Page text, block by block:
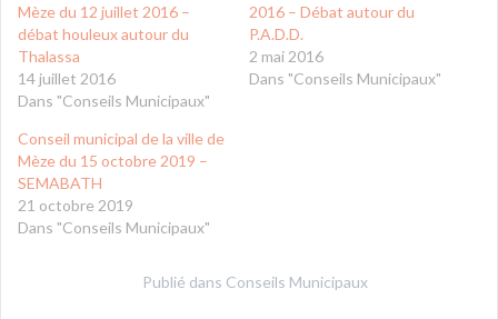
Mèze du 12 juillet 2016 –
débat houleux autour du
Thalassa
14 juillet 2016
Dans "Conseils Municipaux"
2016 – Débat autour du
P.A.D.D.
2 mai 2016
Dans "Conseils Municipaux"
Conseil municipal de la ville de
Mèze du 15 octobre 2019 –
SEMABATH
21 octobre 2019
Dans "Conseils Municipaux"
Publié dans Conseils Municipaux